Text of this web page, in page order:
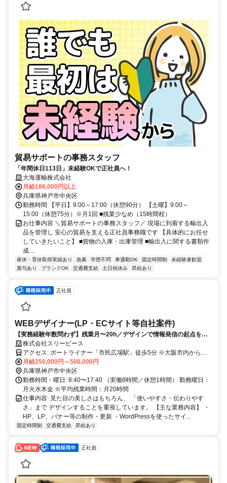
貿易サポートの事務スタッフ
「年間休日113日」未経験OKで正社員へ！
大海運輸株式会社
月給186,000円以上
兵庫県神戸市中央区
勤務時間 【平日】9:00～17:00（休憩90分） 【土曜】9:00～
15:00（休憩75分）※月1回 ■残業少なめ（15時間程）
お仕事内容 ＼貿易サポートの事務スタッフ／ 現場に到着する輸出入
品を管理し 安心の貿易を支える正社員事務職です 【具体的にお任せ
していきたいこと】 ■貨物の入庫・出庫管理 ■輸出入に関する書類作
成 ...
産休・育休取得実績あり 急募 学歴不問 車通勤OK 固定時間制
未経験者歓迎
賞与あり
ブランクOK 交通費支給 土日祝休み 昇給あり
正社員
WEBデザイナー(LP・ECサイト等自社案件)
【実務経験年数問わず】残業月〜20h／デザインで情報発信の起点を作
る！自社WEBデザイナー募集！
株式会社スリーピース
アクセス: ポートライナー「市民広場駅」徒歩5分 ※大阪市内からの
通勤目安：40〜60分 （大阪から通勤する社員も多数在籍）
月給250,000円～500,000円
兵庫県神戸市中央区
勤務時間・曜日: 8:40〜17:40 （実働8時間／休憩1時間） 勤務曜日：
月火水木金 ※平均残業時間：月20時間
仕事内容: 見た目の美しさはもちろん、 「使いやすさ・伝わりやす
さ」まで デザインすることを重視しています。 【主な業務内容】 ・
HP、LP、バナー等の制作・更新 ・WordPressを使ったサイ...
固定時間制 交通費支給 昇給あり
正社員